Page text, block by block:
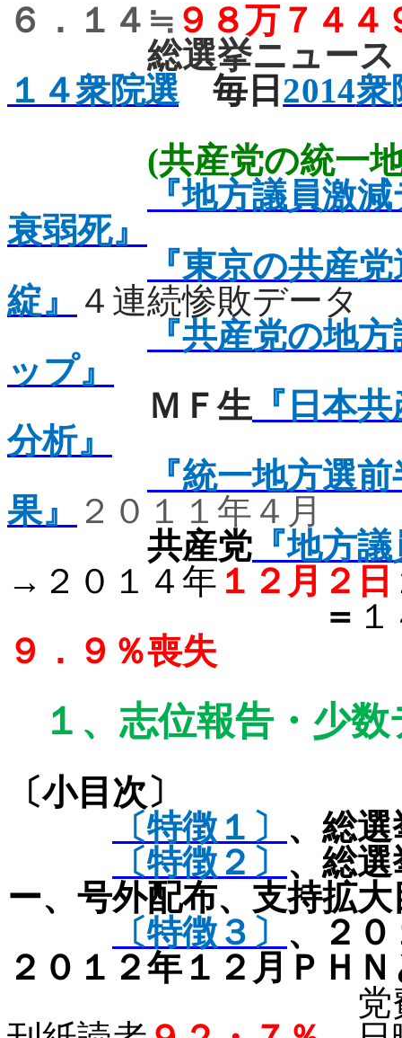
６．１４≒ ９８万７４４
総選挙ニュース
１４衆院選
毎日 2014衆
(共産党の統一
『地方議員激
衰弱死』
『東京の共産
綻』
４連続惨敗データ
『共産党の地
ップ』
ＭＦ生 『日本
分析』
『統一地方選
果』
２０１１年４月
共産党 『地方
→２０ １４年 １２月２日
＝
９．９％喪失
１、 志位報告・少
〔小目次〕
〔特徴１〕 、総
〔特徴２〕 、総
ー、号外配布、支持拡
〔特徴３〕 、
２
２０１２年１２月ＰＨ
党